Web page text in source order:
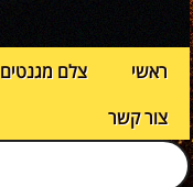
ראשי צלם מגנטים
צור קשר